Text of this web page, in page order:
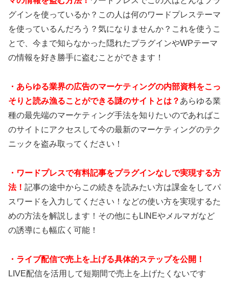
グインを使っているか？この人は何のワードプレステーマ
を使っているんだろう？気になりませんか？これを使うこ
とで、今まで知らなかった隠れたプラグインやWPテーマ
の情報を好き勝手に盗むことができます！
・あらゆる業界の広告のマーケティングの内部資料をこっ
そりと読み漁ることができる謎のサイトとは？ あらゆる業
種の最先端のマーケティング手法を知りたいのであればこ
のサイトにアクセスして今の最新のマーケティングのテク
ニックを盗み取ってください！
・ワードプレスで有料記事をプラグインなしで実現する方
法！ 記事の途中からこの続きを読みたい方は課金をしてパ
スワードを入力してください！などの使い方を実現するた
めの方法を解説します！その他にもLINEやメルマガなど
の誘導にも幅広く可能！
・ライブ配信で売上を上げる具体的ステップを公開！
LIVE配信を活用して短期間で売上を上げたくないです